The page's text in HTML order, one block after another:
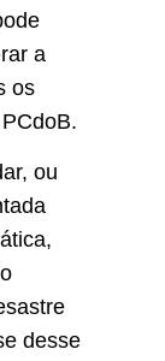
a
os
ou
desse